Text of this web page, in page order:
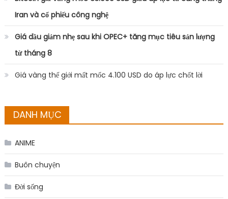
Iran và cổ phiếu công nghệ
Giá dầu giảm nhẹ sau khi OPEC+ tăng mục tiêu sản lượng
từ tháng 8
Giá vàng thế giới mất mốc 4.100 USD do áp lực chốt lời
DANH MỤC
ANIME
Buôn chuyện
Đời sống